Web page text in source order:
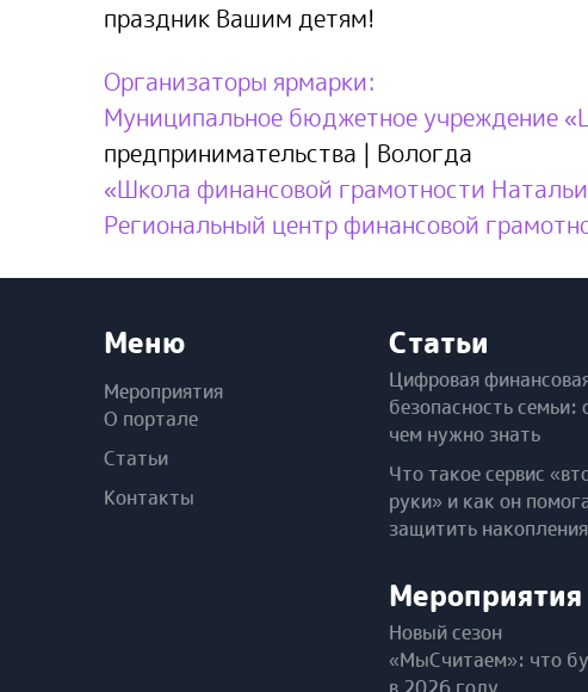
праздник Вашим детям!
Организаторы ярмарки:
Муниципальное бюджетное учреждение
предпринимательства | Вологда
«Школа финансовой грамотности
Региональный центр финансовой
Меню
Мероприятия
О портале
Статьи
Контакты
Статьи
Цифровая
безопасность семьи:
чем нужно знать
Что такое сервис
руки» и как он
защитить накопления
Мероприятия
Новый сезон
«МыСчитаем»: что